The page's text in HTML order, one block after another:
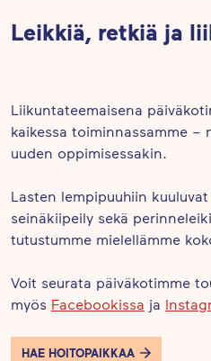
Leikkiä, retkiä ja
Liikuntateemaisena
kaikessa toiminnassamme –
uuden oppimisessakin.
Lasten lempipuuhiin
seinäkiipeily sekä
tutustumme mielellämme
Voit seurata päiväkotimme
myös Facebookissa ja
HAE HOITOPAIKKAA